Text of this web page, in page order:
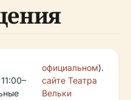
официальном
сайте Театра
Вельки
).